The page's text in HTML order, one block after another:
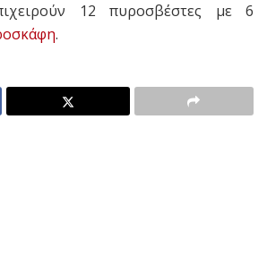
12 πυροσβέστες με 6
.